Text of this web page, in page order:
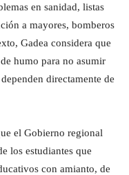
en sanidad, listas
a mayores, bomberos
Gadea considera que
humo para no asumir
directamente de
el Gobierno regional
los estudiantes que
con amianto, de